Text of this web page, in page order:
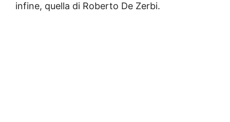
infine, quella di Roberto De Zerbi.